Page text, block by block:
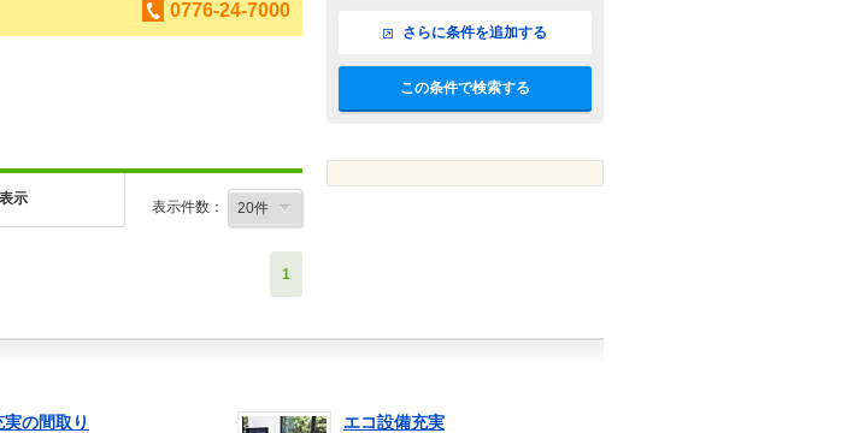
0776-24-7000
示 表示件数：
1
さらに条件を追加する
この条件で検索する
実の間取り エコ設備充実